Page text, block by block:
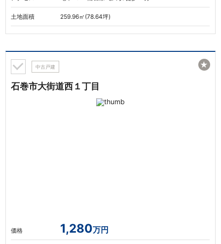
土地面積 259.96㎡(78.64坪)
中古戸建
石巻市大街道西１丁目
価格 1,280万円
★